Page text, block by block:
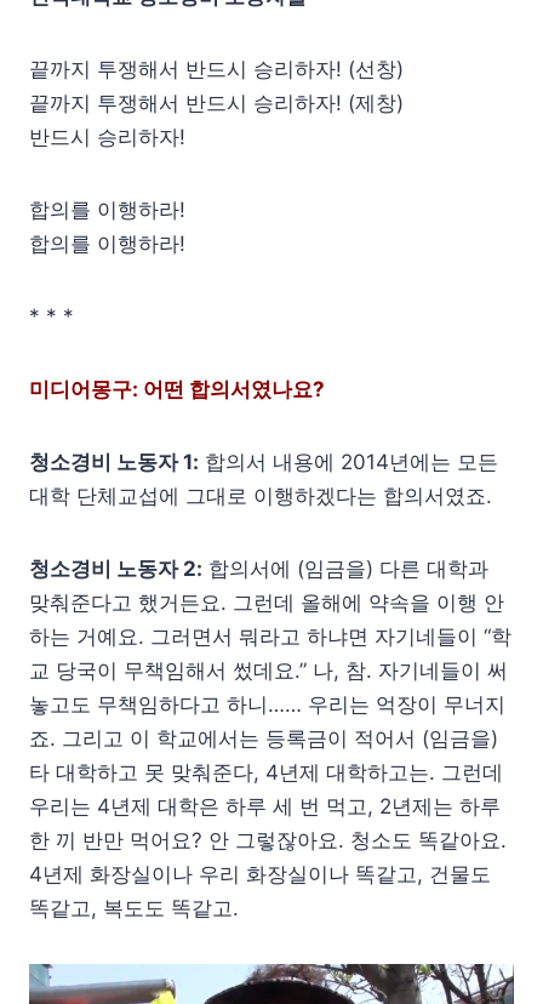
끝까지 투쟁해서 반드시 승리하자! (선창)
끝까지 투쟁해서 반드시 승리하자! (제창)
반드시 승리하자!
합의를 이행하라!
합의를 이행하라!
* * *
미디어몽구: 어떤 합의서였나요?
청소경비 노동자 1: 합의서 내용에 2014년에는 모든
대학 단체교섭에 그대로 이행하겠다는 합의서였죠.
청소경비 노동자 2: 합의서에 (임금을) 다른 대학과
맞춰준다고 했거든요. 그런데 올해에 약속을 이행 안
하는 거예요. 그러면서 뭐라고 하냐면 자기네들이 “학
교 당국이 무책임해서 썼데요.” 나, 참. 자기네들이 써
놓고도 무책임하다고 하니…… 우리는 억장이 무너지
죠. 그리고 이 학교에서는 등록금이 적어서 (임금을)
타 대학하고 못 맞춰준다, 4년제 대학하고는. 그런데
우리는 4년제 대학은 하루 세 번 먹고, 2년제는 하루
한 끼 반만 먹어요? 안 그렇잖아요. 청소도 똑같아요.
4년제 화장실이나 우리 화장실이나 똑같고, 건물도
똑같고, 복도도 똑같고.